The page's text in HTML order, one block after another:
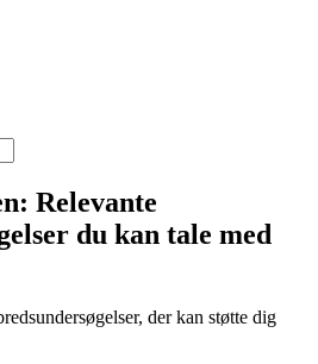
Relevante
du kan tale med
der kan støtte dig